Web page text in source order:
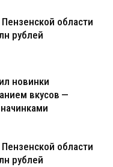
области
рублей
новинки
вкусов —
области
рублей